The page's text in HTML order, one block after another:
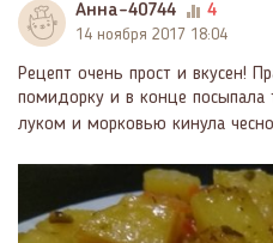
Анна-40744 4
14 ноября 2017 18:04
Рецепт очень прост и вкусен!
помидорку и в конце
луком и морковью кинула